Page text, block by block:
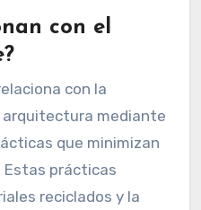
con el
con la
mediante
que minimizan
Estas prácticas
reciclados y la